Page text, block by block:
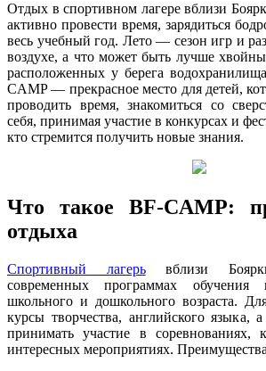
Отдых в спортивном лагере вблизи
активно провести время, зарядиться
весь учебный год. Лето — сезон игр и
воздухе, а что может быть лучше
расположенных у берега
CAMP — прекрасное место для детей,
проводить время, знакомиться со
себя, принимая участие в конкурсах и
кто стремится получить новые знания.
Что такое BF-CAMP:
отдыха
Спортивный лагерьвблизи
современных программах обучения
школьного и дошкольного возраста.
курсы творчества, английского языка,
принимать участие в соревнованиях,
интересных мероприятиях.